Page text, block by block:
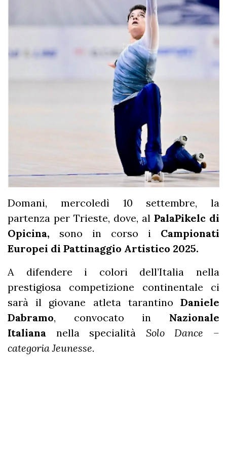
Domani, mercoledì 10 settembre, la
partenza per Trieste, dove, al PalaPikelc di
Opicina, sono in corso i Campionati
Europei di Pattinaggio Artistico 2025.
A difendere i colori dell’Italia nella
prestigiosa competizione continentale ci
sarà il giovane atleta tarantino Daniele
Dabramo, convocato in Nazionale
Italiana nella specialità Solo Dance –
categoria Jeunesse.